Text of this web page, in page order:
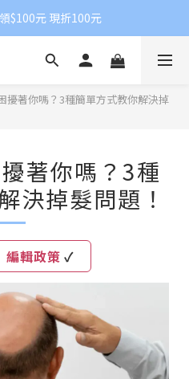
$100元 現折100元
擾著你嗎？3種簡單方式教你解決掉
著你嗎？3種
決掉髮問題！
編輯政策 ✓